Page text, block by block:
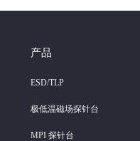
产品
ESD/TLP
极低温磁场探针台
MPI 探针台